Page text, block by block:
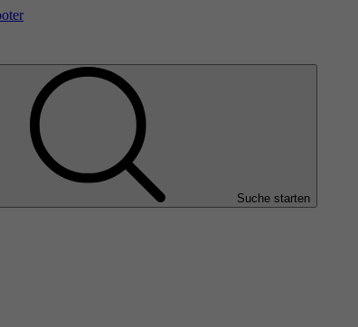
Suche starten